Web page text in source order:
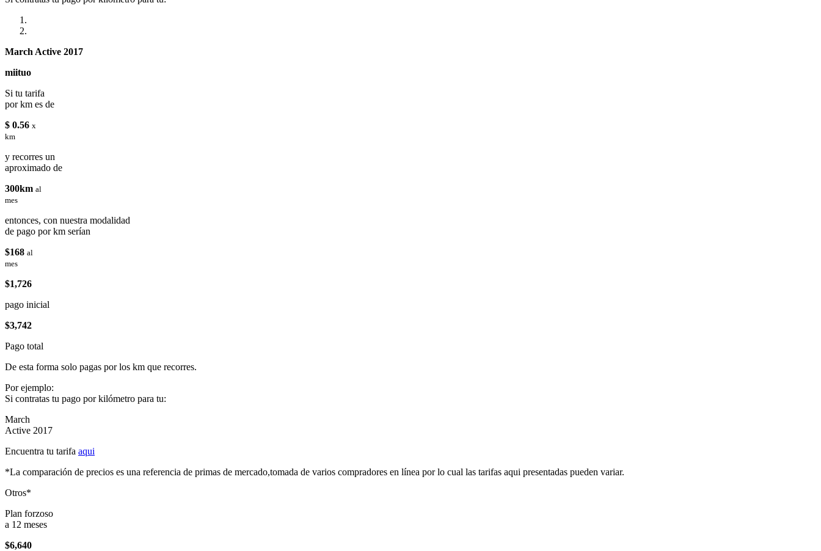
March Active 2017
miituo
Si tu tarifa
por km es de
$ 0.56 x
km
y recorres un
aproximado de
300km al
mes
entonces, con nuestra modalidad
de pago por km serían
$168 al
mes
$1,726
pago inicial
$3,742
Pago total
De esta forma solo pagas por los km que recorres.
Por ejemplo:
Si contratas tu pago por kilómetro para tu:
March
Active 2017
Encuentra tu tarifa aqui
*La comparación de precios es una referencia de primas de mercado,tomada de varios compradores en línea por lo cual las tarifas aqui presentadas pueden variar.
Otros*
Plan forzoso
a 12 meses
$6,640